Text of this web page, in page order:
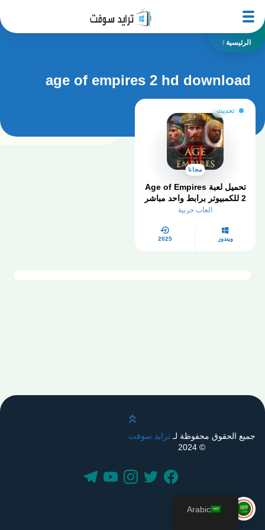
الرئيسية /
age of empires 2 hd download
تحديث
مجانا
تحميل لعبة Age of Empires
2 للكمبيوتر برابط واحد مباشر
العاب حربية
ويندوز 2025
قم بالتمرير لأعلى
جميع الحقوق محفوظة لـترايد سوفت
© 2024
Arabic